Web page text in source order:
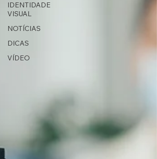
IDENTIDADE
VISUAL
NOTÍCIAS
DICAS
VÍDEO